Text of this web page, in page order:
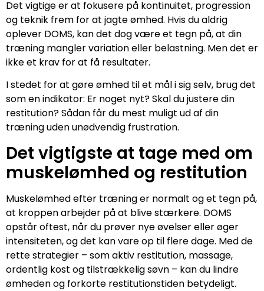
Det vigtige er at fokusere på kontinuitet, progression
og teknik frem for at jagte ømhed. Hvis du aldrig
oplever DOMS, kan det dog være et tegn på, at din
træning mangler variation eller belastning. Men det er
ikke et krav for at få resultater.
I stedet for at gøre ømhed til et mål i sig selv, brug det
som en indikator: Er noget nyt? Skal du justere din
restitution? Sådan får du mest muligt ud af din
træning uden unødvendig frustration.
Det vigtigste at tage med om
muskelømhed og restitution
Muskelømhed efter træning er normalt og et tegn på,
at kroppen arbejder på at blive stærkere. DOMS
opstår oftest, når du prøver nye øvelser eller øger
intensiteten, og det kan vare op til flere dage. Med de
rette strategier – som aktiv restitution, massage,
ordentlig kost og tilstrækkelig søvn – kan du lindre
ømheden og forkorte restitutionstiden betydeligt.